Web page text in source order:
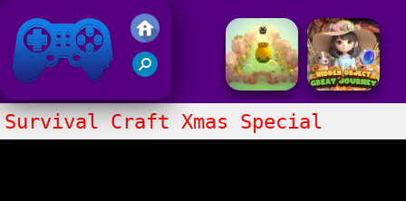
Gry Friv 5
Survival Craft Xmas Special